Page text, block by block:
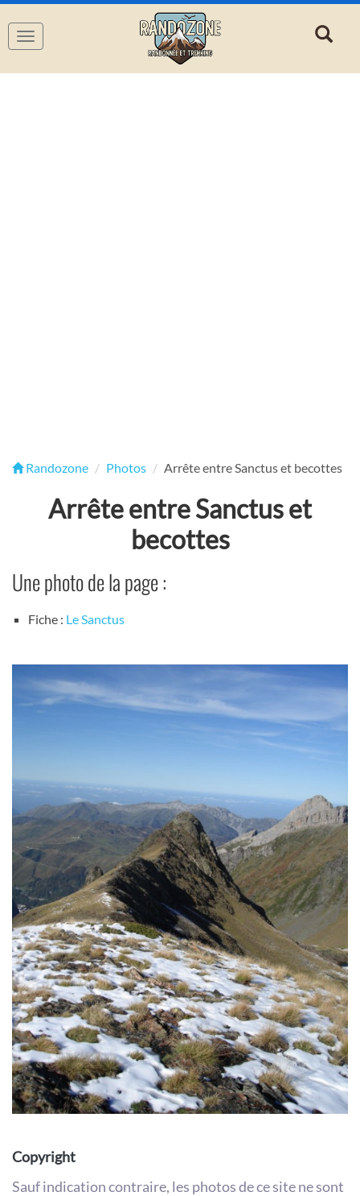
Navigation
Randozone Photos Arrête entre Sanctus et becottes
Arrête entre Sanctus et
becottes
Une photo de la page :
Fiche : Le Sanctus
Copyright
Sauf indication contraire, les photos de ce site ne sont